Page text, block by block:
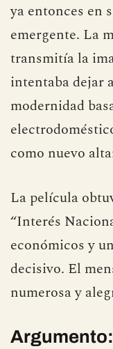
ya entonces en
emergente. La
transmitía la
intentaba dejar
modernidad
como nuevo
La película
“Interés
económicos y
decisivo. El
numerosa y